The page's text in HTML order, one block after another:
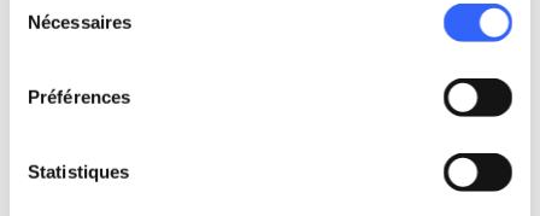
Nécessaires
Préférences
Statistiques